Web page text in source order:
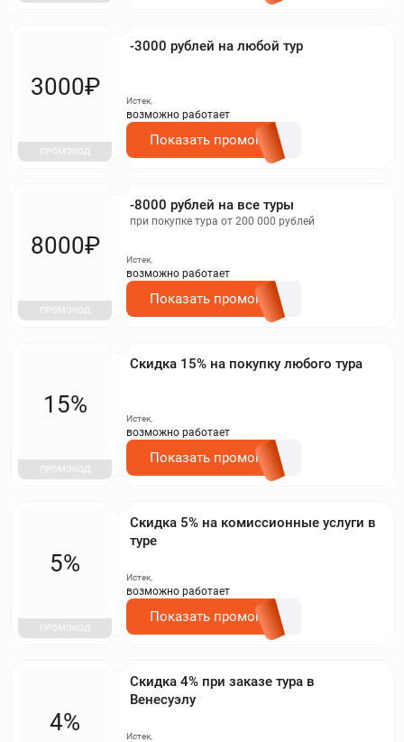
-3000 рублей на любой тур
3000₽
ПРОМОКОД
Истек,
возможно работает
Показать промокод
-8000 рублей на все туры
при покупке тура от 200 000 рублей
8000₽
ПРОМОКОД
Истек,
возможно работает
Показать промокод
Скидка 15% на покупку любого тура
15%
ПРОМОКОД
Истек,
возможно работает
Показать промокод
Скидка 5% на комиссионные услуги в
туре
5%
ПРОМОКОД
Истек,
возможно работает
Показать промокод
Скидка 4% при заказе тура в
Венесуэлу
4%
Истек,